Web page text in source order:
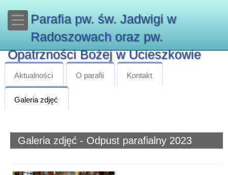
Parafia pw. św. Jadwigi w
Radoszowach oraz pw.
Opatrzności Bożej w Ucieszkowie
Aktualności O parafii Kontakt
Galeria zdjęć
Galeria zdjęć - Odpust parafialny 2023